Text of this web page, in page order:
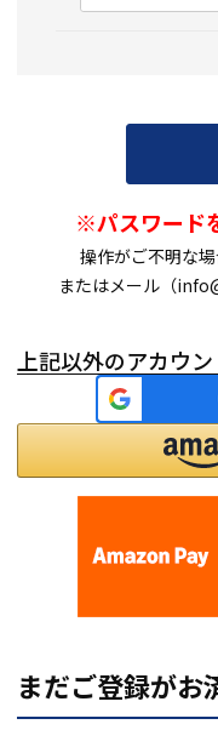
※パスワード
操作がご不明な
またはメール（
上記以外のアカウ
まだご登録がお